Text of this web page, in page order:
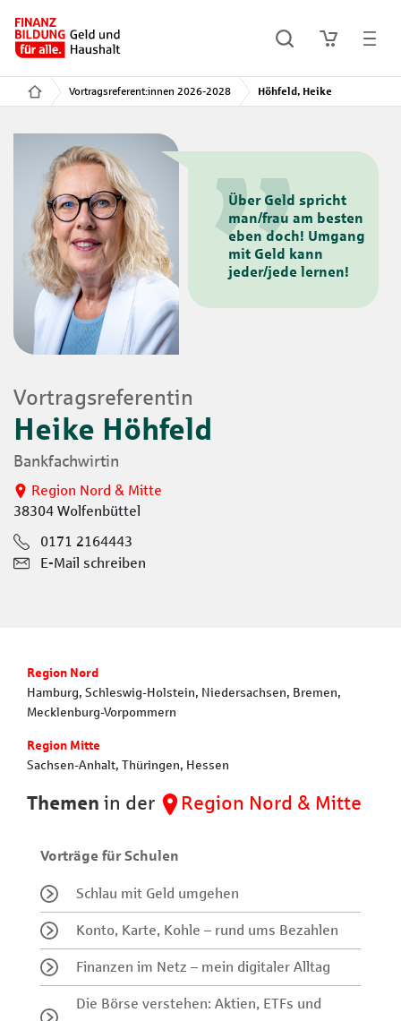
Vortragsreferent:innen 2026-2028 Höhfeld, Heike
Vortragsreferentin
Heike Höhfeld
Bankfachwirtin
Region Nord & Mitte
38304 Wolfenbüttel
0171 2164443
E-Mail schreiben
Über Geld spricht
man/frau am besten
eben doch! Umgang
mit Geld kann
jeder/jede lernen!
Region Nord
Hamburg, Schleswig-Holstein, Niedersachsen, Bremen,
Mecklenburg-Vorpommern
Region Mitte
Sachsen-Anhalt, Thüringen, Hessen
Themen in der Region Nord & Mitte
Vorträge für Schulen
Schlau mit Geld umgehen
Konto, Karte, Kohle – rund ums Bezahlen
Finanzen im Netz – mein digitaler Alltag
Die Börse verstehen: Aktien, ETFs und